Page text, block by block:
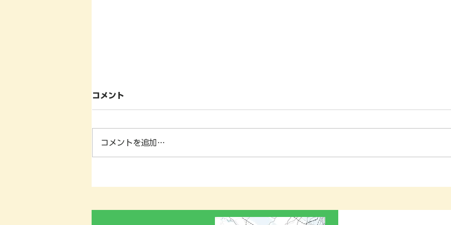
夏季休業期間のお知らせ📢
について】
の一環として、次世代育成支援対
務を習得できるよう「現場作業手
イミ
コメント
コメントを追加…